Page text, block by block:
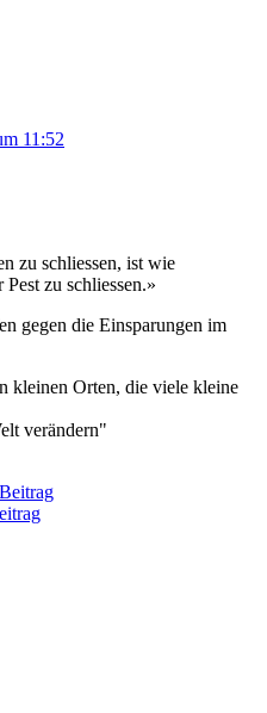
11:52
zu schliessen, ist wie
zu schliessen.»
gegen die Einsparungen im
kleinen Orten, die viele kleine
verändern"